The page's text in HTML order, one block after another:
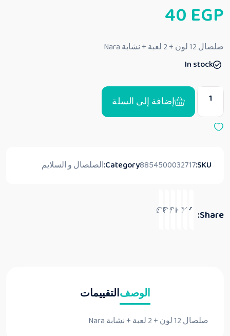
م
ا
ي
م
ن
40 EGP
صلصال 12 لون + 2 لعبة + نشابة Nara
In stock
إضافة إلى السلة
SKU:
8854500032717
Category: الصلصال و السلايم
Share:
الوصفالتقييمات
صلصال 12 لون + 2 لعبة + نشابة Nara